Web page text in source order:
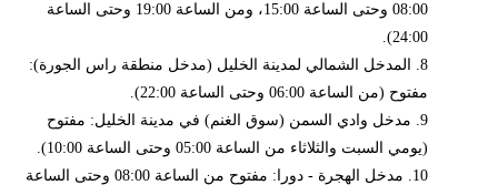
08:00 وحتى الساعة 15:00، ومن الساعة 19:00 وحتى الساعة
24:00).
8. المدخل الشمالي لمدينة الخليل (مدخل منطقة راس الجورة):
مفتوح (من الساعة 06:00 وحتى الساعة 22:00).
9. مدخل وادي السمن (سوق الغنم) في مدينة الخليل: مفتوح
(يومي السبت والثلاثاء من الساعة 05:00 وحتى الساعة 10:00).
10. مدخل الهجرة - دورا: مفتوح من الساعة 08:00 وحتى الساعة